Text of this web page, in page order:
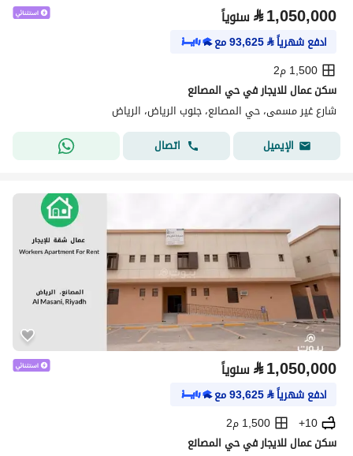
⃁1,050,000 سنوياً
ادفع شهرياً⃁
93,625مع
1,500 م2
سكن عمال للايجار في حي المصانع
شارع غير مسمى، حي المصانع، جنوب الرياض، الرياض
الإيميل
اتصال
⃁1,050,000 سنوياً
ادفع شهرياً⃁
93,625مع
10+
1,500 م2
سكن عمال للايجار في حي المصانع